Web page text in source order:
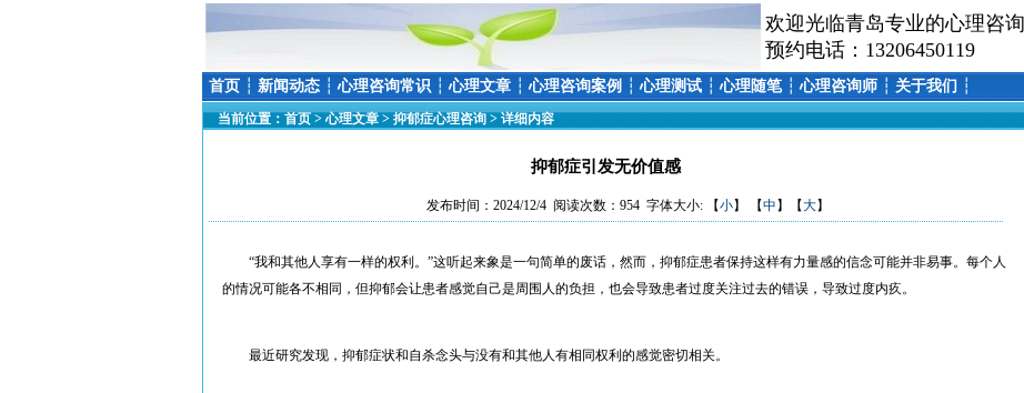
欢迎光临青岛专业的心理咨
预约电话：13206450119
首页 ┆ 新闻动态 ┆ 心理咨询常识 ┆ 心理文章 ┆ 心理咨询案例 ┆ 心理测试 ┆ 心理随笔 ┆ 心理咨询师 ┆ 关于我们 ┆
当前位置： 首页 >心理文章 > 抑郁症心理咨询 > 详细内容
抑郁症引发无价值感
发布时间：2024/12/4 阅读次数：954 字体大小: 【小】 【中 】【大】
“我和其他人享有一样的权利。”这听起来象是一句简单的废话，然而，抑郁症患者保持这样有力量感的信念可能并非易事。每个人
的情况可能各不相同，但抑郁会让患者感觉自己是周围人的负担，也会导致患者过度关注过去的错误，导致过度内疚。
最近研究发现，抑郁症状和自杀念头与没有和其他人有相同权利的感觉密切相关。